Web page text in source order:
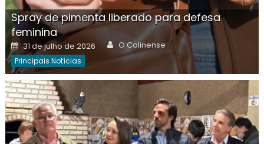
Spray de pimenta liberado para defesa
feminina
Posted
on
31 de julho de 2026 Author
O Colinense
Principais Notícias